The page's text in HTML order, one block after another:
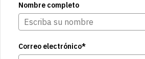
Nombre completo
Correo electrónico*